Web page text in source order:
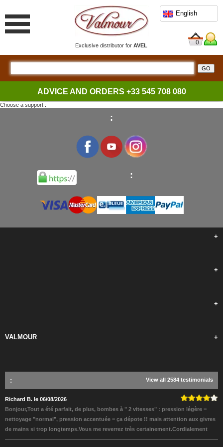
Exclusive distributor forAVEL
English
0
ADVICE AND ORDERS +33 545 708 080
Choose a support :
:
:
+
+
+
VALMOUR +
: View all 2584 testimonials
Richard B. le 06/08/2026
Bonjour,Tout a été parfait, de plus, bombes à " 2 vitesses" : pression légère =
nettoyage "normal", pression accentuée = ça dépote !! mais attention aux givres
de mains si trop longtemps.Vous me reverrez très certainement.Cordialement